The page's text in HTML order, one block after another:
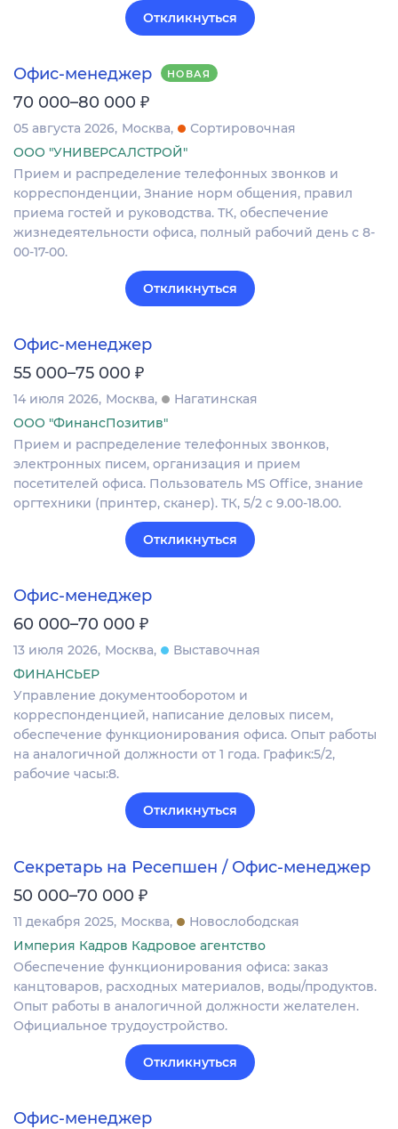
Откликнуться
Офис-менеджер НОВАЯ
70 000–80 000 ₽
05 августа 2026 Москва
Сортировочная
ООО "УНИВЕРСАЛСТРОЙ"
Прием и распределение телефонных звонков и
корреспонденции, Знание норм общения, правил
приема гостей и руководства. ТК, обеспечение
жизнедеятельности офиса, полный рабочий день с 8-
00-17-00.
Откликнуться
Офис-менеджер
55 000–75 000 ₽
14 июля 2026 Москва
Нагатинская
ООО "ФинансПозитив"
Прием и распределение телефонных звонков,
электронных писем, организация и прием
посетителей офиса. Пользователь MS Office, знание
оргтехники (принтер, сканер). ТК, 5/2 с 9.00-18.00.
Откликнуться
Офис-менеджер
60 000–70 000 ₽
13 июля 2026 Москва
Выставочная
ФИНАНСЬЕР
Управление документооборотом и
корреспонденцией, написание деловых писем,
обеспечение функционирования офиса. Опыт работы
на аналогичной должности от 1 года. График:5/2,
рабочие часы:8.
Откликнуться
Секретарь на Ресепшен / Офис-менеджер
50 000–70 000 ₽
11 декабря 2025 Москва
Новослободская
Империя Кадров Кадровое агентство
Обеспечение функционирования офиса: заказ
канцтоваров, расходных материалов, воды/продуктов.
Опыт работы в аналогичной должности желателен.
Официальное трудоустройство.
Откликнуться
Офис-менеджер